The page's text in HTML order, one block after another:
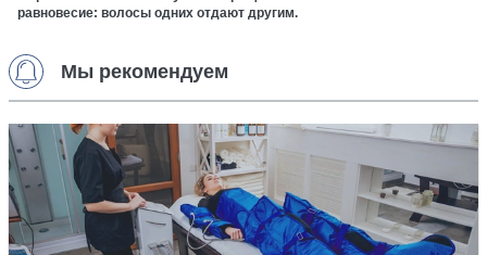
равновесие: волосы одних отдают другим.
Мы рекомендуем